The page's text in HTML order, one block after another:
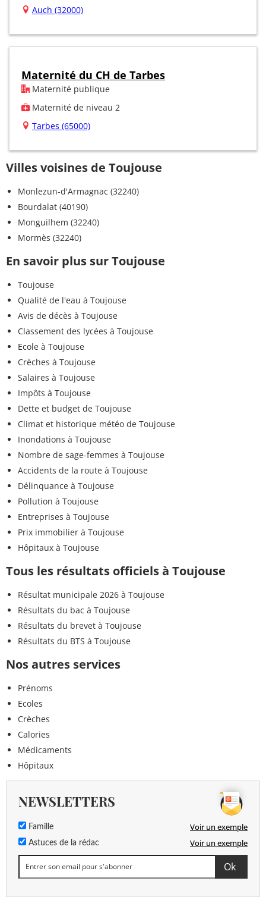
Auch (32000)
Maternité du CH de Tarbes
Maternité publique
Maternité de niveau 2
Tarbes (65000)
Villes voisines de Toujouse
Monlezun-d'Armagnac (32240)
Bourdalat (40190)
Monguilhem (32240)
Mormès (32240)
En savoir plus sur Toujouse
Toujouse
Qualité de l'eau à Toujouse
Avis de décès à Toujouse
Classement des lycées à Toujouse
Ecole à Toujouse
Crèches à Toujouse
Salaires à Toujouse
Impôts à Toujouse
Dette et budget de Toujouse
Climat et historique météo de Toujouse
Inondations à Toujouse
Nombre de sage-femmes à Toujouse
Accidents de la route à Toujouse
Délinquance à Toujouse
Pollution à Toujouse
Entreprises à Toujouse
Prix immobilier à Toujouse
Hôpitaux à Toujouse
Tous les résultats officiels à Toujouse
Résultat municipale 2026 à Toujouse
Résultats du bac à Toujouse
Résultats du brevet à Toujouse
Résultats du BTS à Toujouse
Nos autres services
Prénoms
Ecoles
Crèches
Calories
Médicaments
Hôpitaux
NEWSLETTERS
Famille Voir un exemple
Astuces de la rédac Voir un exemple